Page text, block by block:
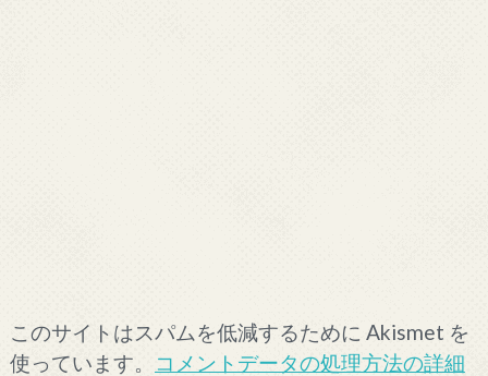
このサイトはスパムを低減するために Akismet を
使っています。
コメントデータの処理方法の詳細